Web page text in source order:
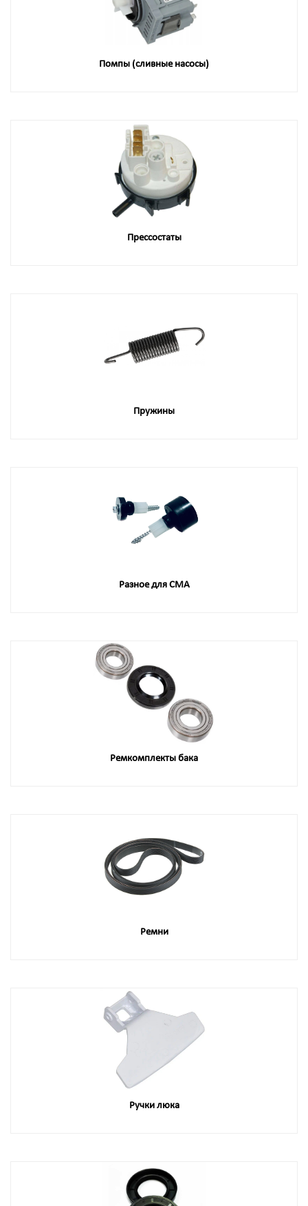
Помпы (сливные насосы)
Прессостаты
Пружины
Разное для СМА
Ремкомплекты бака
Ремни
Ручки люка